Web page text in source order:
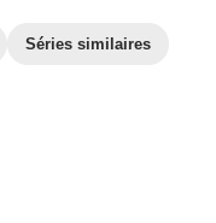
Séries similaires